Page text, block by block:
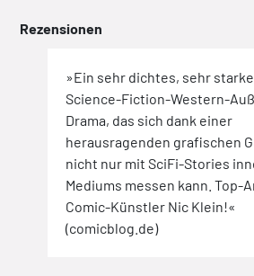
Rezensionen
»Ein sehr dichtes, sehr
Science-Fiction-Western-
Drama, das sich dank einer
herausragenden grafischen
nicht nur mit SciFi-Stories
Mediums messen kann. Top-
Comic-Künstler Nic Klein!«
(comicblog.de)